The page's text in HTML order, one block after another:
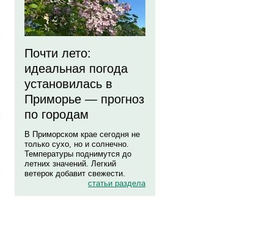
Почти лето:
идеальная погода
установилась в
Приморье — прогноз
по городам
В Приморском крае сегодня не
только сухо, но и солнечно.
Температуры поднимутся до
летних значений. Легкий
ветерок добавит свежести.
статьи раздела